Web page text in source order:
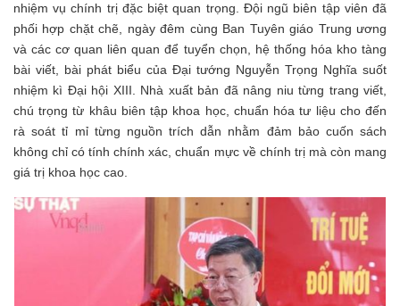
nhiệm vụ chính trị đặc biệt quan trọng. Đội ngũ biên tập viên đã
phối hợp chặt chẽ, ngày đêm cùng Ban Tuyên giáo Trung ương
và các cơ quan liên quan để tuyển chọn, hệ thống hóa kho tàng
bài viết, bài phát biểu của Đại tướng Nguyễn Trọng Nghĩa suốt
nhiệm kì Đại hội XIII. Nhà xuất bản đã nâng niu từng trang viết,
chú trọng từ khâu biên tập khoa học, chuẩn hóa tư liệu cho đến
rà soát tỉ mỉ từng nguồn trích dẫn nhằm đảm bảo cuốn sách
không chỉ có tính chính xác, chuẩn mực về chính trị mà còn mang
giá trị khoa học cao.